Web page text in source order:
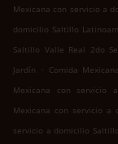
Mexicana con servicio a
domicilio Saltillo
Saltillo Valle Real 2do
Jardín
. Comida
Mexicana con servicio
Mexicana con servicio a
servicio a domicilio